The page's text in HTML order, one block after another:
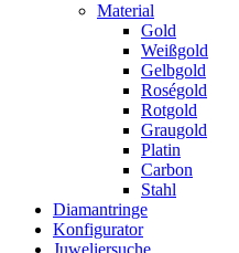
Material
Gold
Weißgold
Gelbgold
Roségold
Rotgold
Graugold
Platin
Carbon
Stahl
Diamantringe
Konfigurator
Juweliersuche